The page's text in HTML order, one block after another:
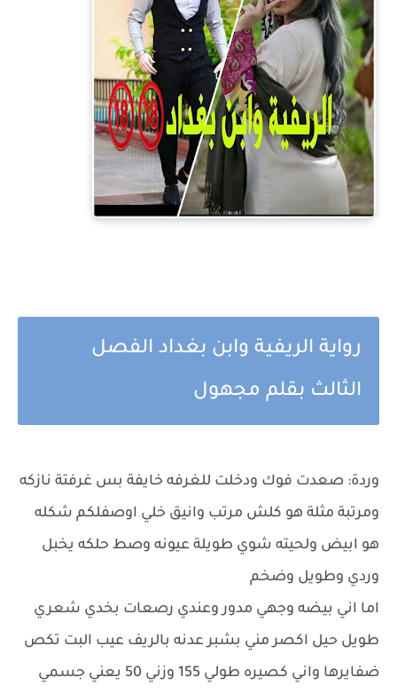
رواية الريفية وابن بغداد الفصل
الثالث بقلم مجهول
وردة: صعدت فوك ودخلت للغرفه خايفة بس غرفتة نازكه
ومرتبة مثلة هو كلش مرتب وانيق خلي اوصفلكم شكله
هو ابيض ولحيته شوي طويلة عيونه وصط حلكه يخبل
وردي وطويل وضخم
اما اني بيضه وجهي مدور وعندي رصعات بخدي شعري
طويل حيل اكصر مني بشبر عدنه بالريف عيب البت تكص
ضفايرها واني كصيره طولي 155 وزني 50 يعني جسمي